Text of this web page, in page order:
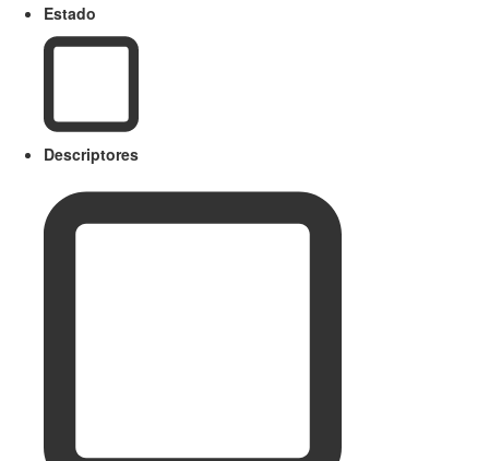
Estado
Descriptores